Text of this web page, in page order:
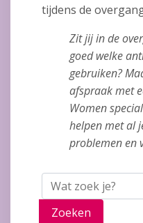
tijdens de
Zit jij in de
goed welke
gebruiken?
afspraak met
Women
helpen met al
problemen en
Zoeken